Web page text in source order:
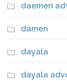
daemen
damen
dayala
dayala